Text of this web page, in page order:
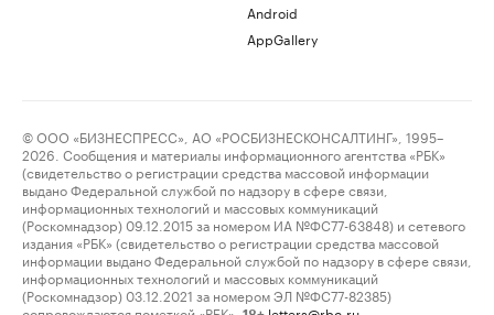
Android
AppGallery
© ООО «БИЗНЕСПРЕСС», АО «РОСБИЗНЕСКОНСАЛТИНГ», 1995–
2026. Сообщения и материалы информационного агентства «РБК»
(свидетельство о регистрации средства массовой информации
выдано Федеральной службой по надзору в сфере связи,
информационных технологий и массовых коммуникаций
(Роскомнадзор) 09.12.2015 за номером ИА №ФС77-63848) и сетевого
издания «РБК» (свидетельство о регистрации средства массовой
информации выдано Федеральной службой по надзору в сфере связи,
информационных технологий и массовых коммуникаций
(Роскомнадзор) 03.12.2021 за номером ЭЛ №ФС77-82385)